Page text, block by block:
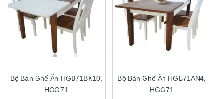
Bộ Bàn Ghế Ăn HGB71BK10,
HGG71
Bộ Bàn Ghế Ăn HGB71AN4,
HGG71